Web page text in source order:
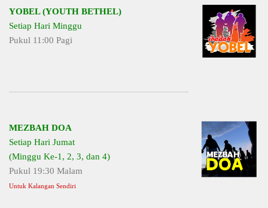
YOBEL (YOUTH BETHEL)
Setiap Hari Minggu
Pukul 11:00 Pagi
MEZBAH DOA
Setiap Hari Jumat
(Minggu Ke-1, 2, 3, dan 4)
Pukul 19:30 Malam
Untuk Kalangan Sendiri